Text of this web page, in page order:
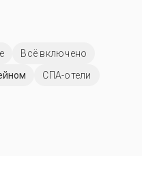
Всё включено
СПА-отели